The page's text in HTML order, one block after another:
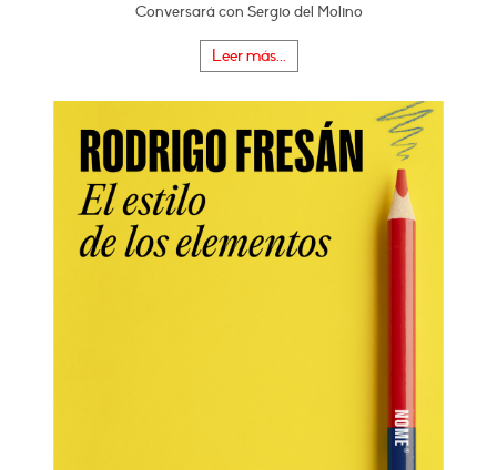
Conversará con Sergio del Molino
Leer más...